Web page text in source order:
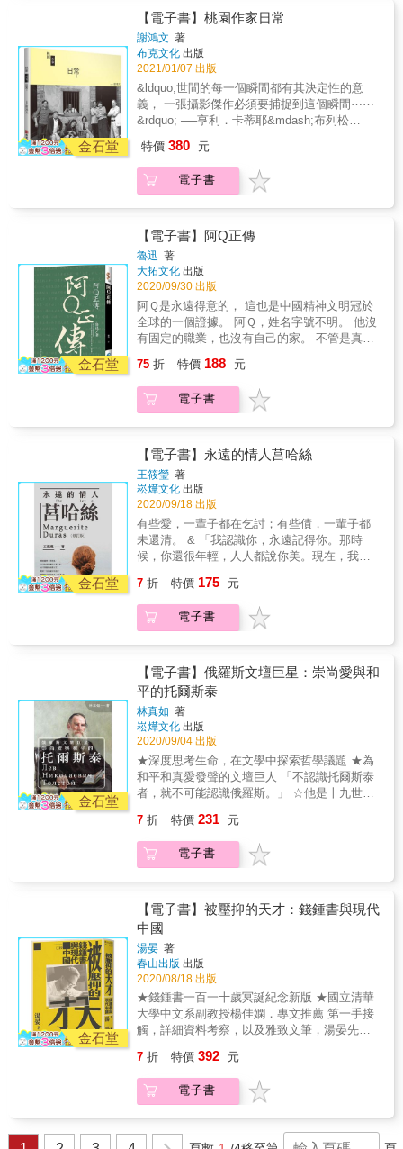
的制式自傳。 全書38個章節，勒卡雷訴說了人
生中最令他印象深刻、影響他寫作至深的經歷
&mdash;&mdash; & 首度談到自己對世紀間諜
金&bull;費爾比的看法；他諸多個性鮮明、設定
生動的角色來源，他的小說改編成電視電影的
經歷，與好萊塢知名演員、導演、編劇打過的
交道&hellip;&hellip; 與戰地記者大衛&bull;葛林
威溜進烽火漫天的金邊（間諜小說家說這是他
第一次真實感到子彈從頭上飛過）。在那裡勒
卡雷結識了英勇的法國女子伊薇特&bull;皮耶波
利，她與情人在金邊開運輸公司，平常用飛機
運毒品或寶石，戰時偷渡烽火孤兒出來並為他
了他《榮譽學生》裡的一個角色、一段場景，
伊薇特的人生則催生了他動人的《永遠的園
丁》女主角。 諸如此類的故事，有些令人感到
驚奇、不可思議；有些令人潸然淚下或呀然失
笑。訪談遭美國刑求關押、最後無罪開釋，與
《頭號要犯》男主角命運相似的所謂「伊斯蘭
恐怖分子」、親眼直擊《使命曲》裡非洲軍閥
角力真實情況、《蘇聯司》裡俄羅斯改革開放
經驗的觸發&hellip;&hellip; & 作家的生命與經
說是真實世界不為人知、黑暗的那一面，他的
自傳便是真實人生與黑暗世界的灰色重疊。 這
些經歷中，勒卡雷無可避免地以頗具分量的篇
幅寫下了他的童年：他身為騙徒的父親、感情
冷漠的母親。 & 「逃避與欺騙是我童年非有不
可的武器。青少年時期，我們都是某種間諜，
而我卻早已是退役的老兵。情報世界擁我入懷
的時候，感覺就像回到家一樣。」 「格雷安‧葛
林告訴我們，童年是作家的存款簿。若以此來
計算，我生來就是個百萬富翁。」 這次，我們
終於看到文學界的百萬富翁與成功企業家，坦
承向世人分享他最珍貴的財富。
只靠文字與讀者溝通的遙遠距離。 & 作家的生
活氣息，透過影像 感知其與文字同或不同的韻
味， 是另一種有意思的閱讀。 & 本書蒐羅定居
桃園的37 位作家身影，在徐水富老師的設計
下， 透過作家們的日常影像，一窺文人丰采：
于小鷺 白家華 李光福 余遠炫 向鴻全 邱傑 林
世仁 林央敏 林茵 許水富 許悔之 馮輝岳 施政
廷 莊華堂 陳少 陳銘磻 陳謙 葉莎 葉桑 菩提 彭
素華 黃秋芳 黃娟 張又然 張英珉 &游書珣 賴文
金石堂
【電子書】桃園作家日常
謝鴻文 著
布克文化 出版
2021/01/07 出版
&ldquo;世間的每一個瞬間都有其決定性的意
義， 一張攝影傑作必須要捕捉到這個瞬間⋯⋯
&rdquo; ──亨利．卡蒂耶&mdash;布列松
書房、書桌， 身處於市井擾嚷的菜市場， 在咖
啡館裡閒坐讀書思考， 在戶外運動飆汗， 在許
多文學活動中流動， 或與文友的相談歡聚， 與
只靠文字與讀者溝通的遙遠距離。 & 作家的生
活氣息，透過影像 感知其與文字同或不同的韻
味， 是另一種有意思的閱讀。 & 本書蒐羅定居
桃園的37 位作家身影，在徐水富老師的設計
下， 透過作家們的日常影像，一窺文人丰采：
于小鷺 白家華 李光福 余遠炫 向鴻全 邱傑 林
世仁 林央敏 林茵 許水富 許悔之 馮輝岳 施政
廷 莊華堂 陳少 陳銘磻 陳謙 葉莎 葉桑 菩提 彭
素華 黃秋芳 黃娟 張又然 張英珉 &游書珣 賴文
特價 380 元
電子書
金石堂
【電子書】阿Q正傳
魯迅 著
大拓文化 出版
2020/09/30 出版
阿Ｑ是永遠得意的， 這也是中國精神文明冠於
全球的一個證據。 阿Ｑ，姓名字號不明。 他沒
有固定的職業，也沒有自己的家。 不管是真心
陣子。&& & 他的「精神勝利法」，讓他的人生
寫下不少有趣的篇章，也同時引領他走向結局
&hellip;&hellip; 然而我們的阿Ｑ卻沒有這樣
75 折 特價 188 元
電子書
金石堂
【電子書】永遠的情人莒哈絲
王筱瑩 著
崧燁文化 出版
2020/09/18 出版
有些愛，一輩子都在乞討；有些債，一輩子都
未還清。 & 「我認識你，永遠記得你。那時
候，你還很年輕，人人都說你美。現在，我是
比年輕時候的你更美。與你那時的面容相比，
我更愛你現在備受摧殘的容顏。」──《情人》
& ★瑪格麗特&bull;莒哈絲，法國知名作家、電
市），堪稱是20世紀最燦爛的文壇之星、永不
凋謝的鮮花。 & ★她浪漫、熱情、才華洋溢，
筆下充滿狂熱的愛戀、犀利的人生、大膽的情
慾，其小說和戲劇等作品深刻影響了文學、電
影、藝術，甚至是法國文化。 & ★自傳式小說
是她的特色，她創作出的女性形象鮮明、人物
飽滿，就如同她自身在書中的倒影。 & ★她經
歷過戰爭、動亂、漂泊、分裂的家庭和多次不
同的愛情，讓她的作品增添了許多元素，涵蓋
範圍極廣，書中思想和心靈剖析也更加複雜深
《印度之歌》、《中國北方來的情人》、《勞
兒之劫》等都已成為法國文學中的經典。 & 本
書以傳記故事的形式，試著寫出莒哈絲精采曲
年家庭，也將莒哈絲一生中或炙烈、或心酸、
或痛苦、或溫柔的多段戀情一一描繪出來。 &
你說，許多人以為自己是在寫作，但他們不是
作家，他們的文學死了。一塊裹屍布而已。在
他們的眼裡，有到處可見的那種刻薄。你愛過
那麼多的情人，把那些文字也如情人般對待。
因為愛情，你餵養了故事，而愛情，又反過來
滋潤了你的文字。 & 對你而言，死亡是在世界
序，不像密封的酒釀，歷久彌香。它只會在時
拚勁最後的餘力。只是，再見，亦不是原來。
& 那抹永恆，歷經絕望、光明、痛苦和重生。
這散逸的年華里，你被光陰借去了軀殼，被歲
月掩埋在那小小洞穴中。在這荒涼的路上，一
7 折 特價 175 元
電子書
金石堂
【電子書】俄羅斯文壇巨星：崇尚愛與和
平的托爾斯泰
林真如 著
崧燁文化 出版
2020/09/04 出版
★深度思考生命，在文學中探索哲學議題 ★為
和平和真愛發聲的文壇巨人 「不認識托爾斯泰
者，就不可能認識俄羅斯。」 ☆他是十九世紀
☆他寫出了現實的坎坷、時代的蒼涼，也記錄
下了那個時期的歷史動盪 ☆他筆下有社會的悲
哀、小人物的辛酸，但也充滿和平、包容與真
娜》道出了熱情與理性的愛情糾葛，以及對婚
姻和家庭的感悟
一切使人團結的是善與美，一切使人分裂的是
惡與醜。&mdash;&mdash;托爾斯泰 西元一八
二八年，托爾斯泰出生於俄國莫斯科的一個貴
族家庭中。一八四〇年進入大學，受到盧梭、
孟德斯鳩等啟蒙思想家的影響。一八四七年退
學返回故鄉，此後，他又在高加索軍隊中服
役，並開始接觸寫作。幾年的軍旅生活不僅讓
著《戰爭與和平》奠定了堅實的基礎。 一八五
五年，托爾斯泰正式踏入文學界，此後陸續出
版了《童年》、《少年》、《一個地主的早
晨》、《三死》、《家庭幸福》等作品，並透
7 折 特價 231 元
電子書
金石堂
【電子書】被壓抑的天才：錢鍾書與現代
中國
湯晏 著
春山出版 出版
2020/08/18 出版
★錢鍾書一百一十歲冥誕紀念新版 ★國立清華
大學中文系副教授楊佳嫻．專文推薦 第一手接
觸，詳細資料考察，以及雅致文筆，湯晏先生
嫻 您的《錢鍾書傳》快要出版了，我向您賀
喜。您孜孜矻矻為他寫傳，不採用無根據的傳
聞，不憑「想當然」的推理來斷定過去，力求
佩服您這種精神。 ──楊絳致湯晏函 錢鍾書是
7 折 特價 392 元
電子書